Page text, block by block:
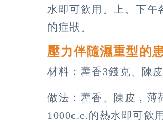
水即可飲用。上、下午
的症狀。
壓力伴隨濕重型的
材料：藿香3錢克、陳
做法：藿香、陳皮，薄
1000c.c.的熱水即可飲